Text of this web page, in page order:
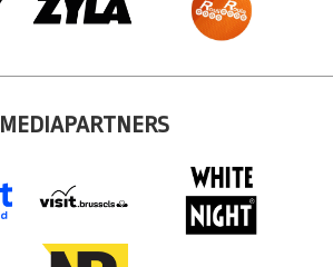
MEDIAPARTNERS